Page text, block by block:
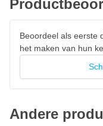
S1 High Efficiency
Beoordeel als eerste
het maken van hun
Andere